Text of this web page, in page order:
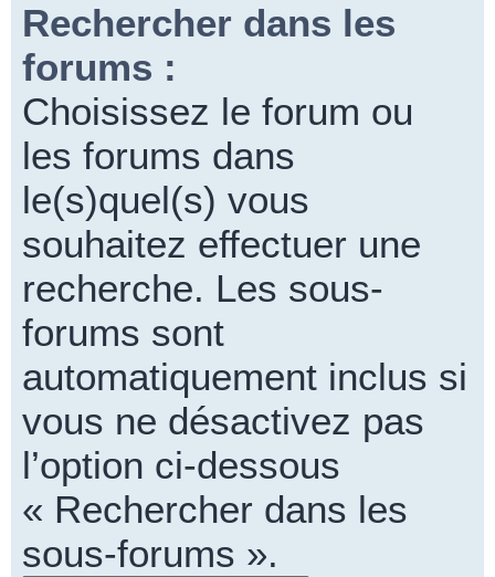
Rechercher dans les
forums :
Choisissez le forum ou
les forums dans
le(s)quel(s) vous
souhaitez effectuer une
recherche. Les sous-
forums sont
automatiquement inclus si
vous ne désactivez pas
l’option ci-dessous
« Rechercher dans les
sous-forums ».